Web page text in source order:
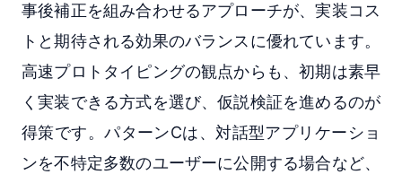
事後補正を組み合わせるアプローチが、実装コス
トと期待される効果のバランスに優れています。
高速プロトタイピングの観点からも、初期は素早
く実装できる方式を選び、仮説検証を進めるのが
得策です。パターンCは、対話型アプリケーショ
ンを不特定多数のユーザーに公開する場合など、